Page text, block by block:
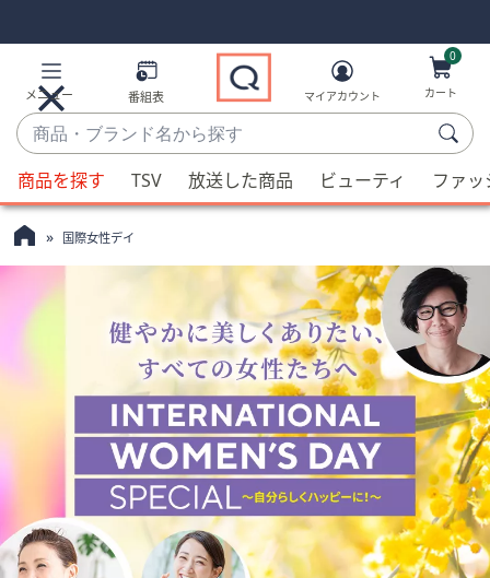
Links
Links2
メニュー 番組表
商
品・
ブ
ラ
ン
か
す
候
補
が
利
用
能
場
印
キ
マイアカウント
0
カート
商品を探す TSV 放送した商品 ビューティ ファ
国際女性デイ